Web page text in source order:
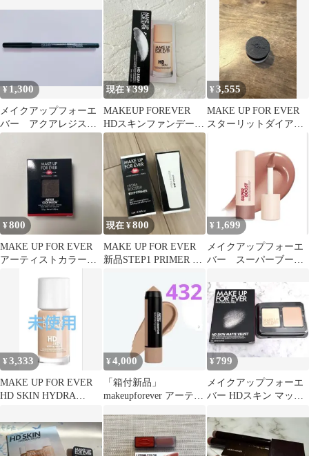
¥1,300
メイクアップフォーエ
バー アクアレジスト
カラーペンシル アイ
現在 ¥399
MAKEUP FOREVER
HDスキンファンデーシ
ョン 1N00 ミニ 新品
¥3,555
MAKE UP FOR EVER
スターリットダイアモ
¥800
MAKE UP FOR EVER
アーティストカラーシ
現在 ¥800
MAKE UP FOR EVER
新品STEP1 PRIMER ミ
¥ 1,699
メイクアップフォーエ
バー スーパーブース
¥3,333
MAKE UP FOR EVER
HD SKIN HYDRA
¥4,000
「箱付新品」
makeupforever アーティ
432
¥799
メイクアップフォーエ
バー HDスキン マット